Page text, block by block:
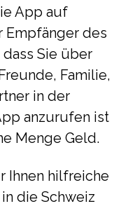
App auf
Empfänger des
Sie über
Familie,
in der
anzurufen ist
Menge Geld.
Ihnen hilfreiche
die Schweiz